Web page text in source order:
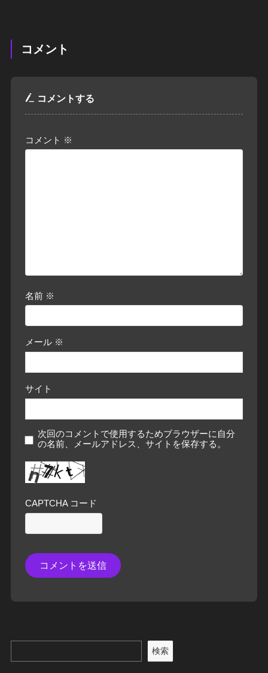
コメント
コメントする
コメント ※
名前 ※
メール ※
サイト
次回のコメントで使用するためブラウザーに自分
の名前、メールアドレス、サイトを保存する。
CAPTCHA コード
検索